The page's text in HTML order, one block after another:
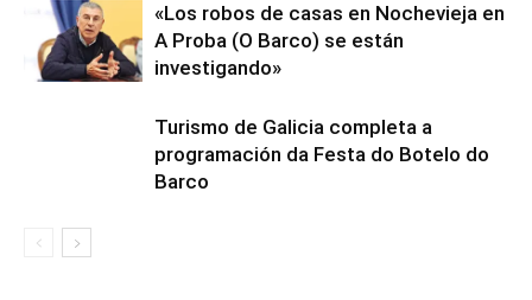
«Los robos de casas en Nochevieja en
A Proba (O Barco) se están
investigando»
Turismo de Galicia completa a
programación da Festa do Botelo do
Barco